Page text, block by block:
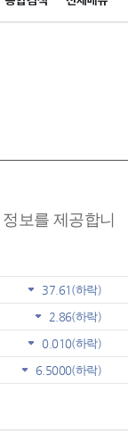
정보를 제공합니
37.61 (하락)
2.86(하락)
0.010(하락)
6.5000(하락)